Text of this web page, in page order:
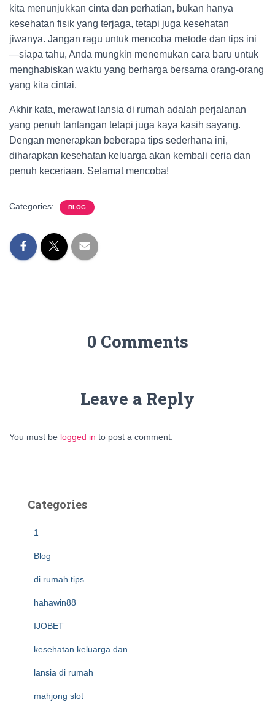
kita menunjukkan cinta dan perhatian, bukan hanya
kesehatan fisik yang terjaga, tetapi juga kesehatan
jiwanya. Jangan ragu untuk mencoba metode dan tips ini
—siapa tahu, Anda mungkin menemukan cara baru untuk
menghabiskan waktu yang berharga bersama orang-orang
yang kita cintai.
Akhir kata, merawat lansia di rumah adalah perjalanan
yang penuh tantangan tetapi juga kaya kasih sayang.
Dengan menerapkan beberapa tips sederhana ini,
diharapkan kesehatan keluarga akan kembali ceria dan
penuh keceriaan. Selamat mencoba!
Categories: BLOG
0 Comments
Leave a Reply
You must be logged in to post a comment.
Categories
1
Blog
di rumah tips
hahawin88
IJOBET
kesehatan keluarga dan
lansia di rumah
mahjong slot